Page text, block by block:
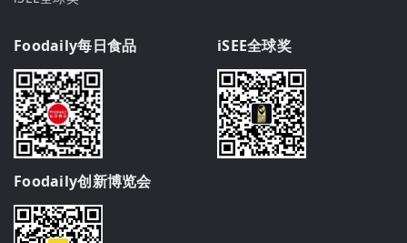
Foodaily每日食品 iSEE全球奖
Foodaily创新博览会